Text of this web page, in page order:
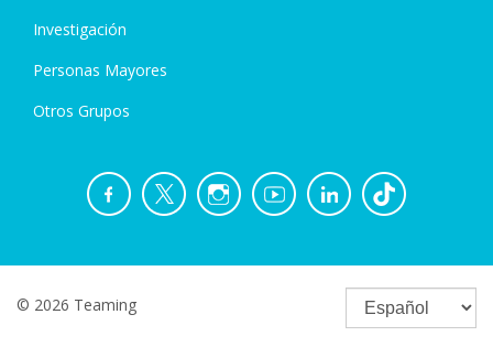
Investigación
Personas Mayores
Otros Grupos
© 2026 Teaming